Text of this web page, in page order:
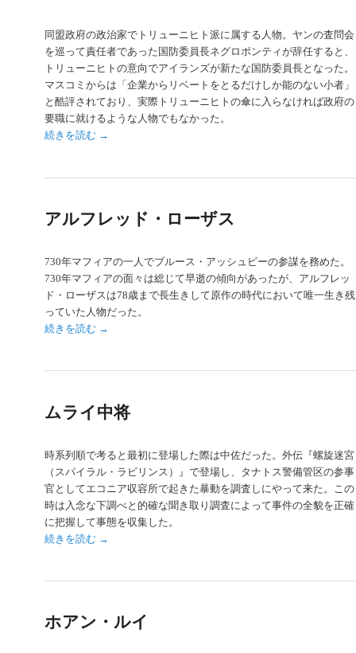
同盟政府の政治家でトリューニヒト派に属する人物。ヤンの査問会
を巡って責任者であった国防委員長ネグロポンティが辞任すると、
トリューニヒトの意向でアイランズが新たな国防委員長となった。
マスコミからは「企業からリベートをとるだけしか能のない小者」
と酷評されており、実際トリューニヒトの傘に入らなければ政府の
要職に就けるような人物でもなかった。
続きを読む →
アルフレッド・ローザス
730年マフィアの一人でブルース・アッシュビーの参謀を務めた。
730年マフィアの面々は総じて早逝の傾向があったが、アルフレッ
ド・ローザスは78歳まで長生きして原作の時代において唯一生き残
っていた人物だった。
続きを読む →
ムライ中将
時系列順で考ると最初に登場した際は中佐だった。外伝『螺旋迷宮
（スパイラル・ラビリンス）』で登場し、タナトス警備管区の参事
官としてエコニア収容所で起きた暴動を調査しにやって来た。この
時は入念な下調べと的確な聞き取り調査によって事件の全貌を正確
に把握して事態を収集した。
続きを読む →
ホアン・ルイ